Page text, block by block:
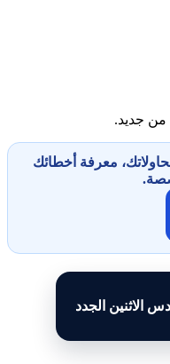
من جديد.
معرفة أخطائك
الاثنين الجدد